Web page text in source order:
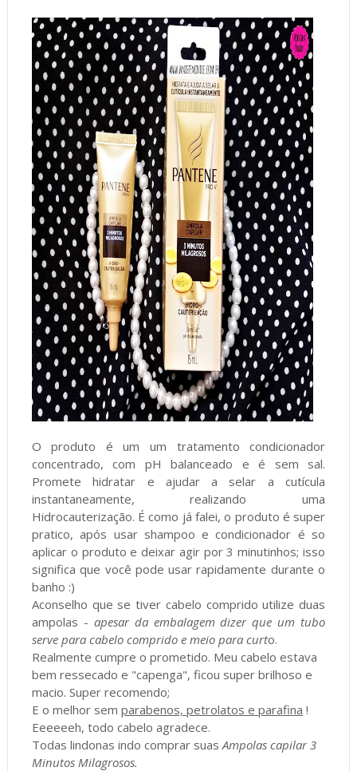
O produto é um um tratamento condicionador
concentrado, com pH balanceado e é sem sal.
Promete hidratar e ajudar a selar a cutícula
instantaneamente, realizando uma
Hidrocauterização. É como já falei, o produto é super
pratico, após usar shampoo e condicionador é so
aplicar o produto e deixar agir por 3 minutinhos; isso
significa que você pode usar rapidamente durante o
banho :)
Aconselho que se tiver cabelo comprido utilize duas
ampolas - apesar da embalagem dizer que um tubo
serve para cabelo comprido e meio para curto.
Realmente cumpre o prometido. Meu cabelo estava
bem ressecado e "capenga", ficou super brilhoso e
macio. Super recomendo;
E o melhor sem parabenos, petrolatos e parafina !
Eeeeeeh, todo cabelo agradece.
Todas lindonas indo comprar suas Ampolas capilar 3
Minutos Milagrosos.